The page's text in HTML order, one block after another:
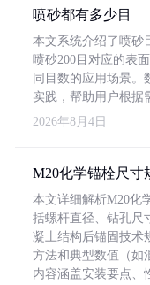
喷砂都有多少目
本文系统介绍了喷砂
喷砂200目对应的表
同目数的应用场景。
实践，帮助用户根据
2026年8月4日
M20化学锚栓尺寸
本文详细解析M20化
括螺杆直径、钻孔尺
凝土结构后锚固技术
方法和典型数值（如
内容涵盖安装要点、